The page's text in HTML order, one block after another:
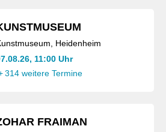
Heidenheim
11:00 Uhr
314 weitere Termine
FRAIMAN